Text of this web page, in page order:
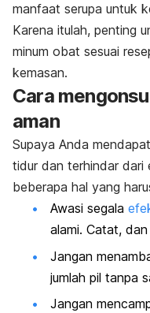
manfaat serupa untuk
Karena itulah, penting
minum obat sesuai
kemasan.
Cara
aman
Supaya Anda
tidur dan terhindar dari
beberapa hal yang
Awasi segala
alami. Catat,
Jangan
jumlah pil tanpa
Jangan